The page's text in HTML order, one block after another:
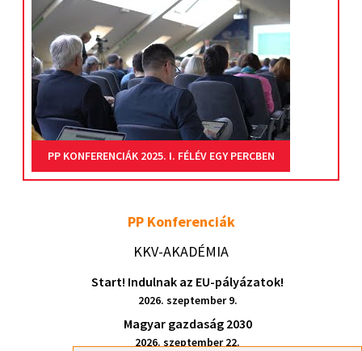
PP KONFERENCIÁK 2025. I. FÉLÉV EGY PERCBEN
PP Konferenciák
KKV-AKADÉMIA
Start! Indulnak az EU-pályázatok!
2026. szeptember 9.
Magyar gazdaság 2030
2026. szeptember 22.